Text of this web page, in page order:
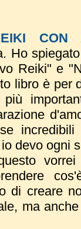
CON
Ho
Reiki" e
libro è per
più
devo ogni
di creare
ma